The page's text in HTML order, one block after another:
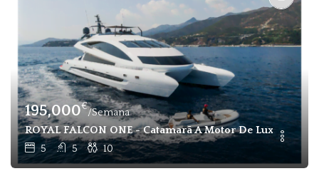
195,000€
/Semana
ROYAL FALCON ONE - Catamarã A Motor De Luxo Com 5
5 5 10